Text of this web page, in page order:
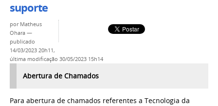
suporte
por Matheus
Ohara —
publicado
14/03/2023 20h11,
última modificação 30/05/2023 15h14
Abertura de Chamados
Para abertura de chamados referentes a Tecnologia da